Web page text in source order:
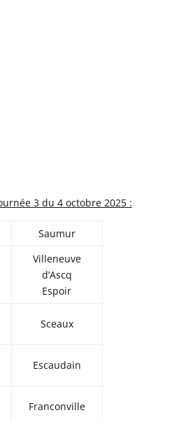
3 du 4 octobre 2025 :
Saumur
Villeneuve
d’Ascq
Espoir
Sceaux
Escaudain
Franconville